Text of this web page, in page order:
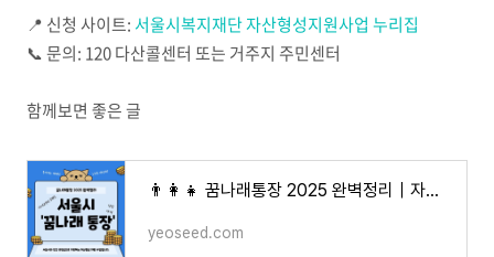
📍 신청 사이트: 서울시복지재단 자산형성지원사업 누리집
📞 문의: 120 다산콜센터 또는 거주지 주민센터
함께보면 좋은 글
👨‍👩‍👧 꿈나래통장 2025 완벽정리｜자녀 교육비를 2배로! 최대 1,080만 원 받는 법
yeoseed.com